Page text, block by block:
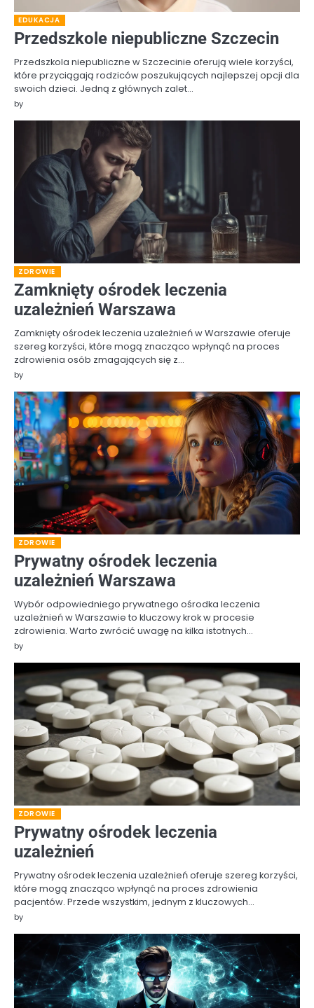
EDUKACJA
Przedszkole niepubliczne Szczecin
Przedszkola niepubliczne w Szczecinie oferują wiele korzyści,
które przyciągają rodziców poszukujących najlepszej opcji dla
swoich dzieci. Jedną z głównych zalet…
by
ZDROWIE
Zamknięty ośrodek leczenia
uzależnień Warszawa
Zamknięty ośrodek leczenia uzależnień w Warszawie oferuje
szereg korzyści, które mogą znacząco wpłynąć na proces
zdrowienia osób zmagających się z…
by
ZDROWIE
Prywatny ośrodek leczenia
uzależnień Warszawa
Wybór odpowiedniego prywatnego ośrodka leczenia
uzależnień w Warszawie to kluczowy krok w procesie
zdrowienia. Warto zwrócić uwagę na kilka istotnych…
by
ZDROWIE
Prywatny ośrodek leczenia
uzależnień
Prywatny ośrodek leczenia uzależnień oferuje szereg korzyści,
które mogą znacząco wpłynąć na proces zdrowienia
pacjentów. Przede wszystkim, jednym z kluczowych…
by